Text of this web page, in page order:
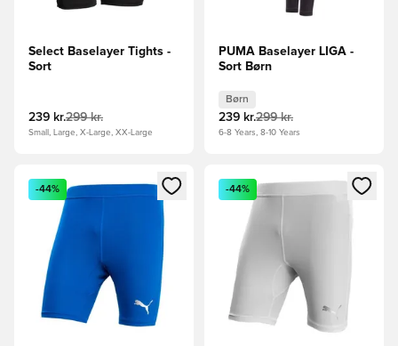
Select Baselayer Tights -
Sort
239 kr.299 kr.
Small, Large, X-Large, XX-Large
PUMA Baselayer LIGA -
Sort Børn
Børn
239 kr.299 kr.
6-8 Years, 8-10 Years
Åbner en Modal til at logge ind eller tilmelde dig som
-44%
Åbner en Modal til at logge
-44%